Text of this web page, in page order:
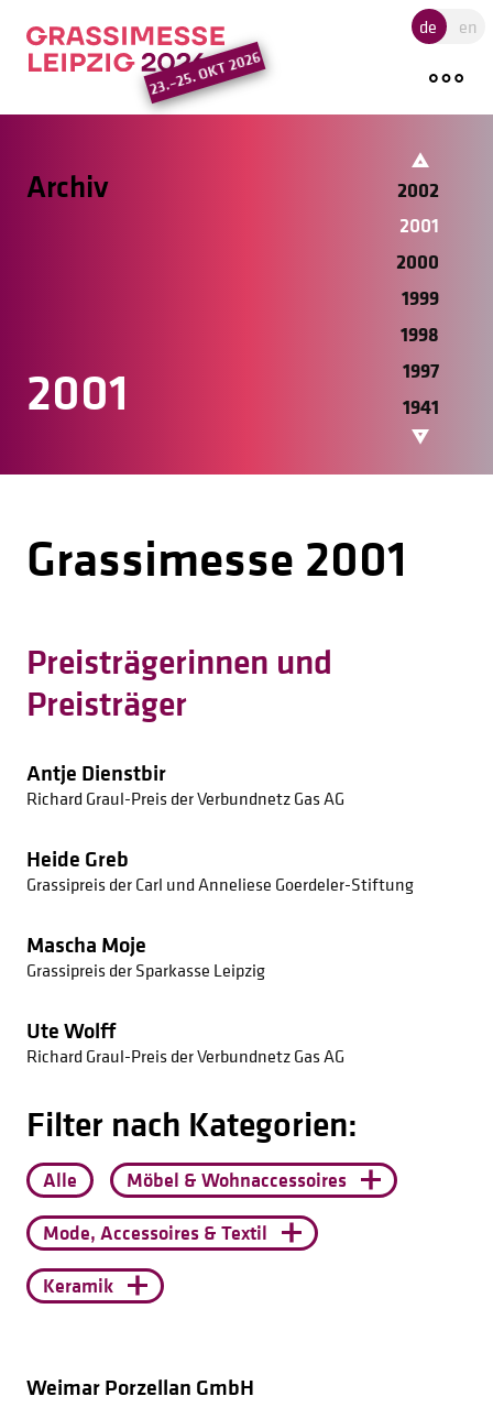
Hauptregion der Seite
23.–25. OKT 2026
de en
Archiv
2001
2009
2008
2005
2004
2003
2002
2001
2000
1999
1998
1997
1941
1940
1939
1928
Grassimesse 2001
Preisträgerinnen und
Preisträger
Antje Dienstbir
Richard Graul-Preis der Verbundnetz Gas AG
Heide Greb
Grassipreis der Carl und Anneliese Goerdeler-Stiftung
Mascha Moje
Grassipreis der Sparkasse Leipzig
Ute Wolff
Richard Graul-Preis der Verbundnetz Gas AG
Filter nach Kategorien:
Alle
Möbel & Wohnaccessoires
Mode, Accessoires & Textil
Keramik
Weimar Porzellan GmbH